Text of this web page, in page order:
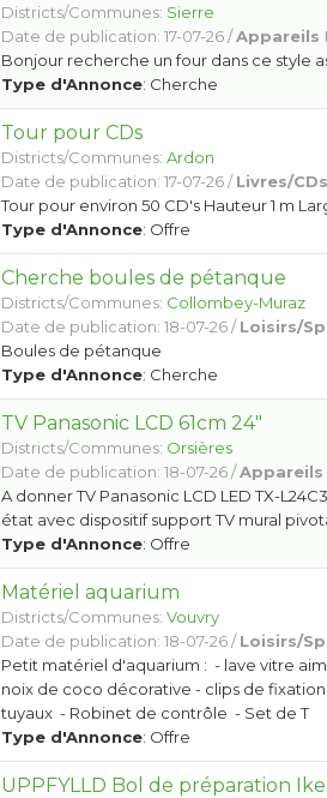
Districts/Communes: Sierre
Date de publication: 17-07-26 /Appareils
Bonjour recherche un four dans ce style
Type d'Annonce: Cherche
Tour pour CDs
Districts/Communes:Ardon
Date de publication: 17-07-26 /Livres/
Tour pour environ 50 CD's Hauteur 1 m
Type d'Annonce: Offre
Cherche boules de pétanque
Districts/Communes: Collombey-Muraz
Date de publication: 18-07-26 /Loisirs/
Boules de pétanque
Type d'Annonce: Cherche
TV Panasonic LCD 61cm 24"
Districts/Communes: Orsières
Date de publication: 18-07-26 /
A donner TV Panasonic LCD LED TX-
état avec dispositif support TV mural
Type d'Annonce: Offre
Matériel aquarium
Districts/Communes:Vouvry
Date de publication: 18-07-26 /Loisirs/
Petit matériel d'aquarium : - lave vitre
noix de coco décorative - clips de
tuyaux - Robinet de contrôle - Set de T
Type d'Annonce: Offre
UPPFYLLD Bol de préparation